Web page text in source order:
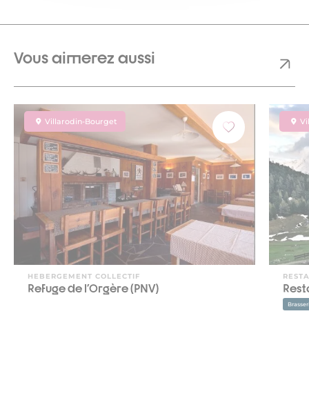
Vous aimerez aussi
Villarodin-Bourget
HEBERGEMENT COLLECTIF
Refuge de l'Orgère (PNV)